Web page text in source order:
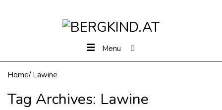
Menu
Home/ Lawine
Tag Archives: Lawine